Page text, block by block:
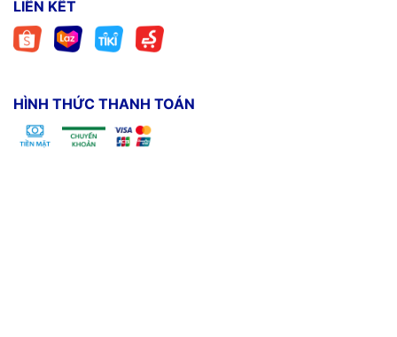
LIÊN KẾT
HÌNH THỨC THANH TOÁN